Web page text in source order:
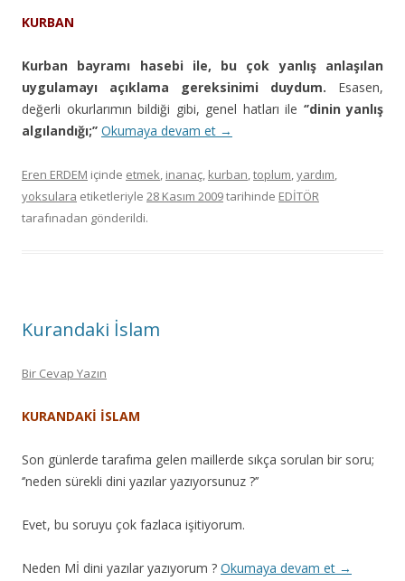
KURBAN
Kurban bayramı hasebi ile, bu çok yanlış anlaşılan
uygulamayı açıklama gereksinimi duydum. Esasen,
değerli okurlarımın bildiği gibi, genel hatları ile ‘’dinin yanlış
algılandığı;’’ Okumaya devam et →
Eren ERDEM içinde etmek, inanaç, kurban,toplum,yardım,
yoksulara etiketleriyle 28 Kasım 2009tarihinde EDİTÖR
tarafınadan gönderildi.
Kurandaki İslam
Bir Cevap Yazın
KURANDAKİ İSLAM
Son günlerde tarafıma gelen maillerde sıkça sorulan bir soru;
‘’neden sürekli dini yazılar yazıyorsunuz ?’’
Evet, bu soruyu çok fazlaca işitiyorum.
Neden Mİ dini yazılar yazıyorum ? Okumaya devam et →